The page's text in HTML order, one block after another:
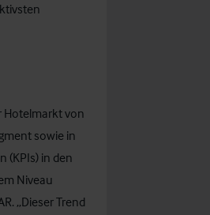
Hotelmarkt von
sowie in
(KPIs) in den
Niveau
„Dieser Trend